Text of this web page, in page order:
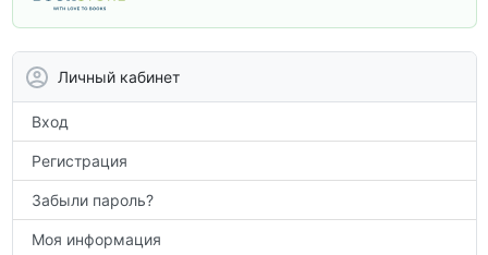
Личный кабинет
Вход
Регистрация
Забыли пароль?
Моя информация